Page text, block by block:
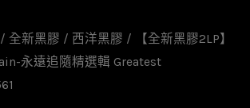
/ 全新黑膠 / 西洋黑膠 / 【全新黑膠2LP】
永遠追隨精選輯 Greatest